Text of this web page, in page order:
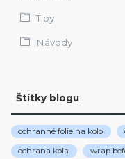
Tipy
Návody
Štítky blogu
ochranné folie na kolo
ochrana kola wrap